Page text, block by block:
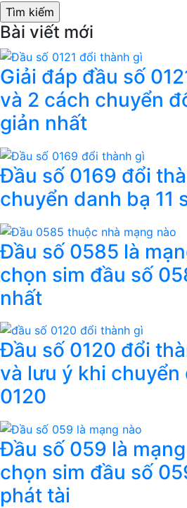
Bài viết mới
Giải đáp đầu số
và 2 cách chuyển
giản nhất
Đầu số 0169 đổi
chuyển danh bạ 11
Đầu số 0585 là
chọn sim đầu số
nhất
Đầu số 0120 đổi
và lưu ý khi chuyển
0120
Đầu số 059 là
chọn sim đầu số
phát tài